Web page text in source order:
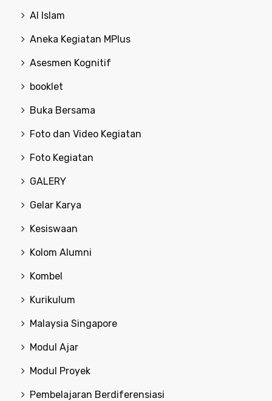
Al Islam
Aneka Kegiatan MPlus
Asesmen Kognitif
booklet
Buka Bersama
Foto dan Video Kegiatan
Foto Kegiatan
GALERY
Gelar Karya
Kesiswaan
Kolom Alumni
Kombel
Kurikulum
Malaysia Singapore
Modul Ajar
Modul Proyek
Pembelajaran Berdiferensiasi